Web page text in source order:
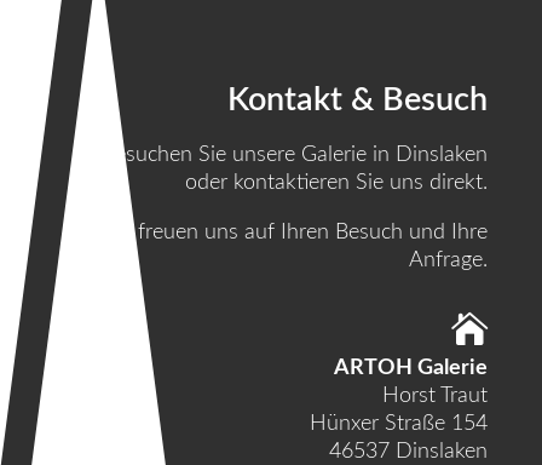
Kontakt & Besuch
Besuchen Sie unsere Galerie in Dinslaken
oder kontaktieren Sie uns direkt.
Wir freuen uns auf Ihren Besuch und Ihre
Anfrage.

ARTOH Galerie
Horst Traut
Hünxer Straße 154
46537 Dinslaken